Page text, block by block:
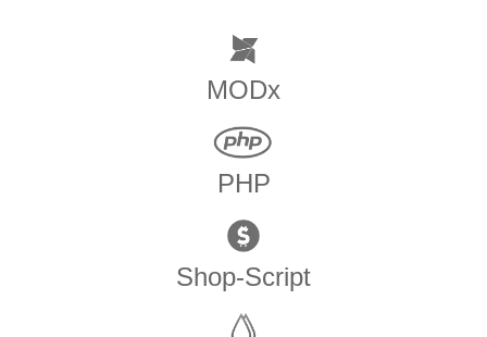
MODx
PHP
Shop-Script